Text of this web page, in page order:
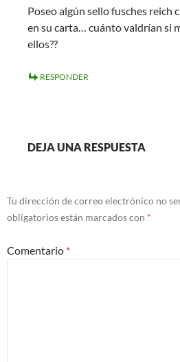
Poseo algún sello fusches reich
en su carta… cuánto valdrían si
ellos??
RESPONDER
DEJA UNA RESPUESTA
Tu dirección de correo electrónico no
obligatorios están marcados con *
Comentario *